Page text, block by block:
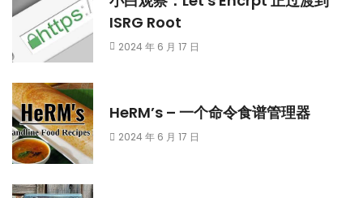
ISRG Root
2024 年 6 月 17 日
HeRM’s – 一个命令食谱管理器
2024 年 6 月 17 日